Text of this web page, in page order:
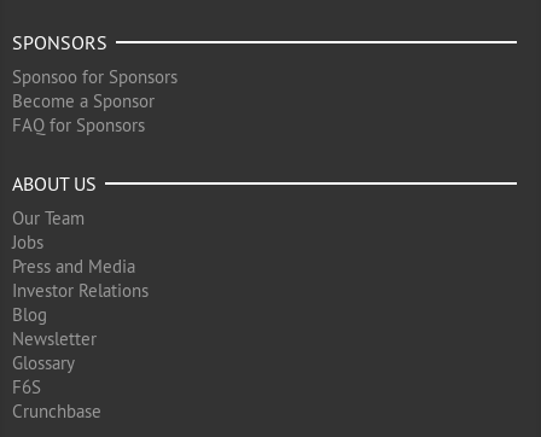
SPONSORS
Sponsoo for Sponsors
Become a Sponsor
FAQ for Sponsors
ABOUT US
Our Team
Jobs
Press and Media
Investor Relations
Blog
Newsletter
Glossary
F6S
Crunchbase